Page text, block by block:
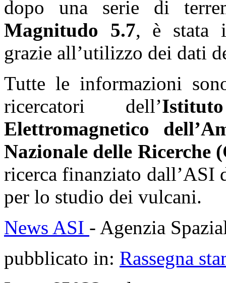
dopo una serie di
Magnitudo 5.7, è stata
grazie all’utilizzo dei dati
Tutte le informazioni
ricercatori dell’
Elettromagnetico
Nazionale delle Ricerche
ricerca finanziato
per lo studio dei vulcani.
News ASI - Agenzia
pubblicato in: Rassegna